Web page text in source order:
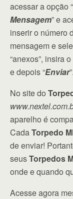
acessar a opção “
Mensagem” e
inserir o número
mensagem e
“anexos”, insira
e depois “Enviar”.
No site do
aparelho é
CadaTorpedo
de enviar!
seusTorpedos
onde e quando
Acesse agora